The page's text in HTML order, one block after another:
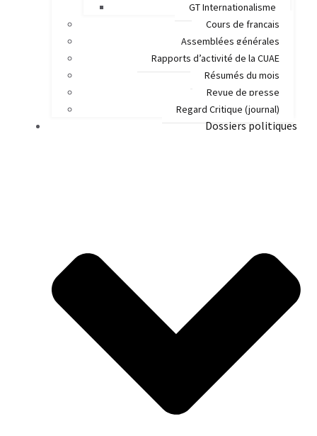
GT Internationalisme
Cours de français
Assemblées générales
Rapports d’activité de la CUAE
Résumés du mois
Revue de presse
Regard Critique (journal)
Dossiers politiques